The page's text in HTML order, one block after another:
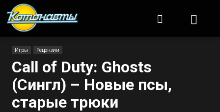
Игры Рецензии
Call of Duty: Ghosts
(Сингл) – Новые псы,
старые трюки